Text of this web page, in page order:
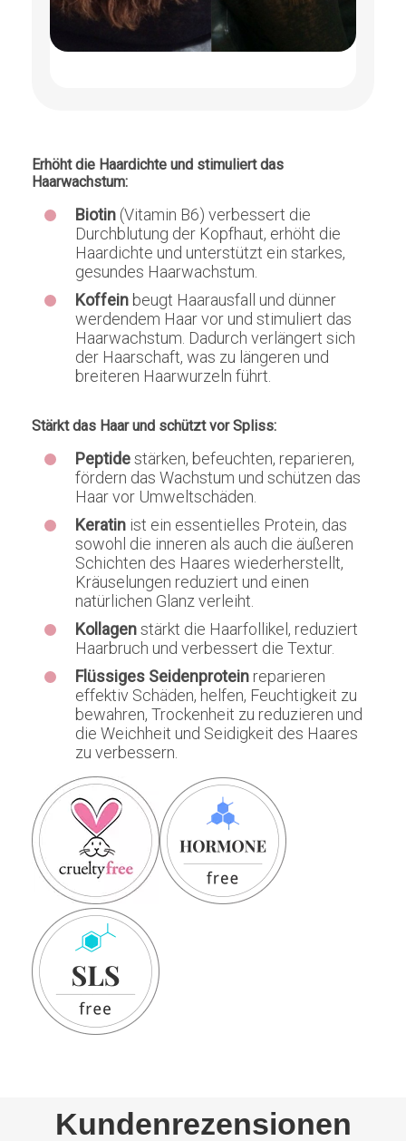
Erhöht die Haardichte und stimuliert das
Haarwachstum:
Biotin (Vitamin B6) verbessert die
Durchblutung der Kopfhaut, erhöht die
Haardichte und unterstützt ein starkes,
gesundes Haarwachstum.
Koffein beugt Haarausfall und dünner
werdendem Haar vor und stimuliert das
Haarwachstum. Dadurch verlängert sich
der Haarschaft, was zu längeren und
breiteren Haarwurzeln führt.
Stärkt das Haar und schützt vor Spliss:
Peptidestärken, befeuchten, reparieren,
fördern das Wachstum und schützen das
Haar vor Umweltschäden.
Keratin ist ein essentielles Protein, das
sowohl die inneren als auch die äußeren
Schichten des Haares wiederherstellt,
Kräuselungen reduziert und einen
natürlichen Glanz verleiht.
Kollagenstärkt die Haarfollikel, reduziert
Haarbruch und verbessert die Textur.
Flüssiges Seidenprotein reparieren
effektiv Schäden, helfen, Feuchtigkeit zu
bewahren, Trockenheit zu reduzieren und
die Weichheit und Seidigkeit des Haares
zu verbessern.
Kundenrezensionen